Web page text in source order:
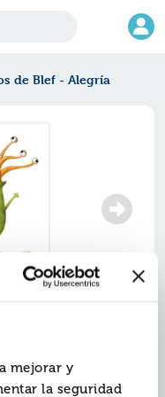
mejorar y
la seguridad
de Blef - Alegría